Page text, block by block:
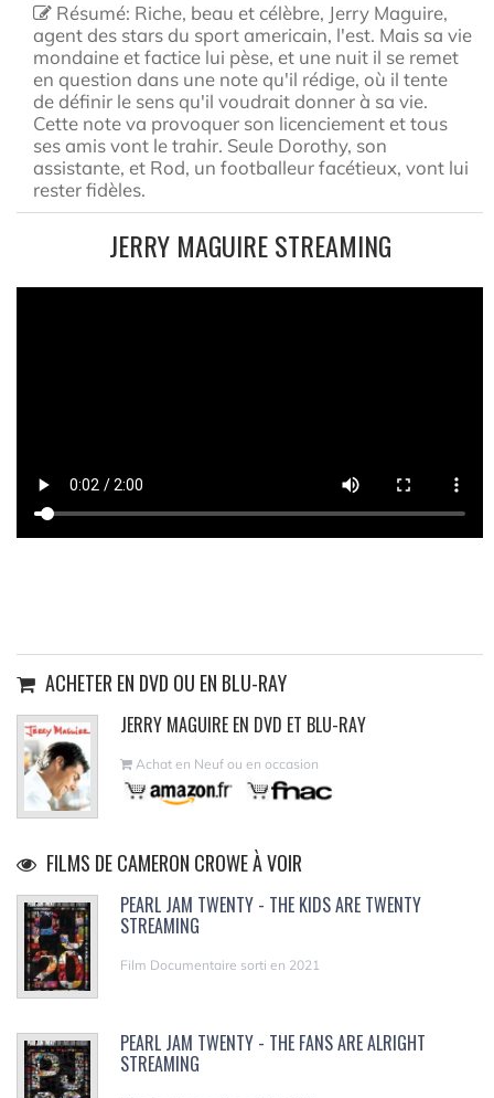
Résumé: Riche, beau et célèbre, Jerry Maguire,
agent des stars du sport americain, l'est. Mais sa vie
mondaine et factice lui pèse, et une nuit il se remet
en question dans une note qu'il rédige, où il tente
de définir le sens qu'il voudrait donner à sa vie.
Cette note va provoquer son licenciement et tous
ses amis vont le trahir. Seule Dorothy, son
assistante, et Rod, un footballeur facétieux, vont lui
rester fidèles.
JERRY MAGUIRE STREAMING
ACHETER EN DVD OU EN BLU-RAY
JERRY MAGUIRE EN DVD ET BLU-RAY
Achat en Neuf ou en occasion
FILMS DE CAMERON CROWE À VOIR
PEARL JAM TWENTY - THE KIDS ARE TWENTY
STREAMING
Film Documentaire sorti en 2021
PEARL JAM TWENTY - THE FANS ARE ALRIGHT
STREAMING